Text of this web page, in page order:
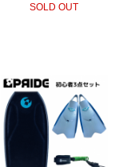
SOLD OUT